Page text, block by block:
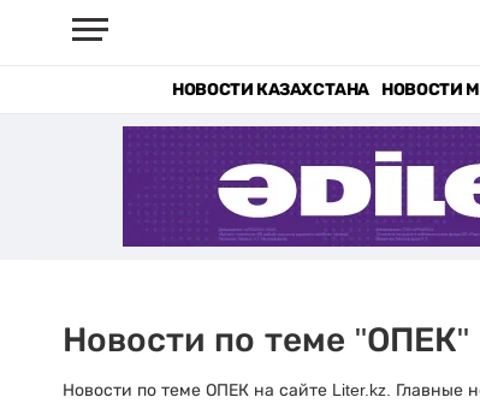
НОВОСТИ КАЗАХСТАНА НОВОСТИ
Новости по теме "ОПЕК"
Новости по теме ОПЕК на сайте Liter.kz. Главные